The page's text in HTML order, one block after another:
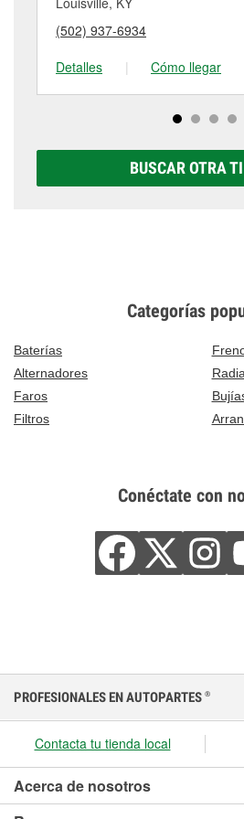
detalles, contáctanos al
en 12500 Dixie Highway,
tienda #1591 para obtener más
(502) 937-6934
Detalles
| Cómo llegar
BUSCAR OTRA
Categorías
Baterías
Alternadores
Faros
Filtros
Conéctate con
PROFESIONALES EN AUTOPARTES ®
Contacta tu tienda local
Acerca de nosotros